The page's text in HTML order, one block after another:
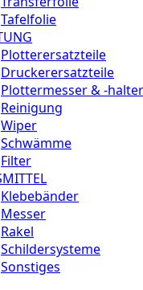
Tafelfolie
Plotterersatzteile
Druckerersatzteile
Plottermesser & -halter
Reinigung
Wiper
Schwämme
Filter
Klebebänder
Messer
Rakel
Schildersysteme
Sonstiges